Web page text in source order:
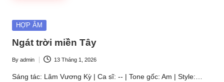
Posted
HỢP ÂM
Ngát trời miền Tây
Posted
by
By admin 13 Tháng 1, 2026
Sáng tác: Lâm Vương Kỳ | Ca sĩ: -- | Tone gốc: Am | Style:…